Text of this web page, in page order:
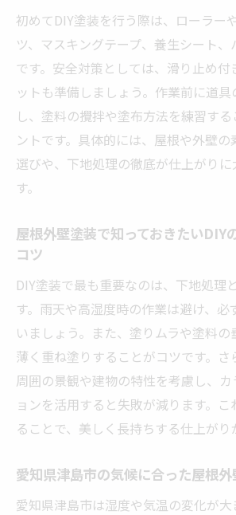
理の基本
自分でできる屋根外壁塗装
法のコツ
仕上げまでの屋根外壁塗装
ント集
費用を抑える屋根外壁塗装DIY
屋根外壁塗装DIYで費用を
外壁塗装のコツ
ット術
無駄な出費を防ぐ屋根外壁
画方法
費用を抑えて質を保つ屋根外
夫
DIY屋根外壁塗装の費用相場
色選びに迷った時の屋根外壁塗
屋根外壁塗装DIYで後悔し
初めてDIY塗装を行う際は、ローラー
ツ、マスキングテープ、養生シート
です。安全対策としては、滑り止め付
ットも準備しましょう。作業前に道
し、塗料の攪拌や塗布方法を練習す
ントです。具体的には、屋根や外壁
選びや、下地処理の徹底が仕上がりに
す。
屋根外壁塗装で知っておきたいDIY
コツ
DIY塗装で最も重要なのは、下地処理
す。雨天や高湿度時の作業は避け、必
いましょう。また、塗りムラや塗料の
薄く重ね塗りすることがコツです。
周囲の景観や建物の特性を考慮し、
ョンを活用すると失敗が減ります。
ることで、美しく長持ちする仕上がり
愛知県津島市の気候に合った屋根
愛知県津島市は湿度や気温の変化が